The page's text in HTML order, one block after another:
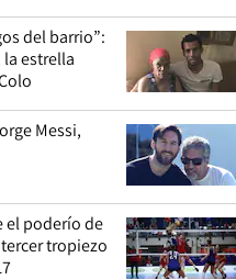
del barrio”:
estrella
Messi,
el poderío de
tropiezo